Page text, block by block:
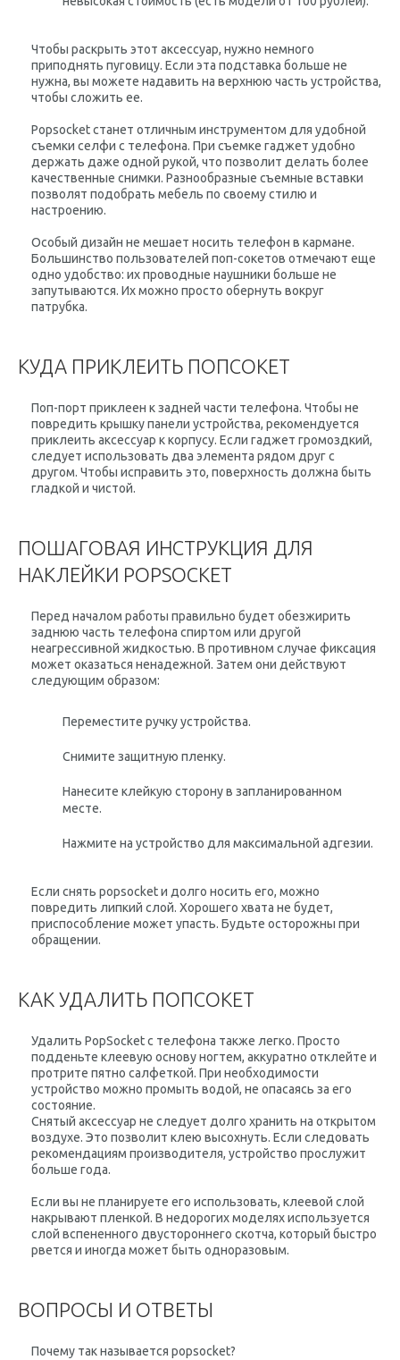
Чтобы раскрыть этот аксессуар, нужно немного
приподнять пуговицу. Если эта подставка больше не
нужна, вы можете надавить на верхнюю часть устройства,
чтобы сложить ее.
Popsocket станет отличным инструментом для удобной
съемки селфи с телефона. При съемке гаджет удобно
держать даже одной рукой, что позволит делать более
качественные снимки. Разнообразные съемные вставки
позволят подобрать мебель по своему стилю и
настроению.
Особый дизайн не мешает носить телефон в кармане.
Большинство пользователей поп-сокетов отмечают еще
одно удобство: их проводные наушники больше не
запутываются. Их можно просто обернуть вокруг
патрубка.
КУДА ПРИКЛЕИТЬ ПОПСОКЕТ
Поп-порт приклеен к задней части телефона. Чтобы не
повредить крышку панели устройства, рекомендуется
приклеить аксессуар к корпусу. Если гаджет громоздкий,
следует использовать два элемента рядом друг с
другом. Чтобы исправить это, поверхность должна быть
гладкой и чистой.
ПОШАГОВАЯ ИНСТРУКЦИЯ ДЛЯ
НАКЛЕЙКИ POPSOCKET
Перед началом работы правильно будет обезжирить
заднюю часть телефона спиртом или другой
неагрессивной жидкостью. В противном случае фиксация
может оказаться ненадежной. Затем они действуют
следующим образом:
Переместите ручку устройства.
Снимите защитную пленку.
Нанесите клейкую сторону в запланированном
месте.
Нажмите на устройство для максимальной адгезии.
Если снять popsocket и долго носить его, можно
повредить липкий слой. Хорошего хвата не будет,
приспособление может упасть. Будьте осторожны при
обращении.
КАК УДАЛИТЬ ПОПСОКЕТ
Удалить PopSocket с телефона также легко. Просто
подденьте клеевую основу ногтем, аккуратно отклейте и
протрите пятно салфеткой. При необходимости
устройство можно промыть водой, не опасаясь за его
состояние.
Снятый аксессуар не следует долго хранить на открытом
воздухе. Это позволит клею высохнуть. Если следовать
рекомендациям производителя, устройство прослужит
больше года.
Если вы не планируете его использовать, клеевой слой
накрывают пленкой. В недорогих моделях используется
слой вспененного двустороннего скотча, который быстро
рвется и иногда может быть одноразовым.
ВОПРОСЫ И ОТВЕТЫ
Почему так называется popsocket?